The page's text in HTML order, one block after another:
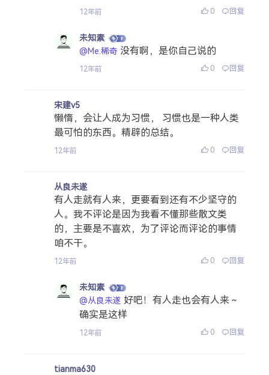
12年前 0 回复
未知素
@Me.稀奇 没有啊，是你自己说的
12年前 0 回复
宋建v5
懒惰，会让人成为习惯， 习惯也是一种人类
最可怕的东西。精辟的总结。
12年前 0 回复
从良未遂
有人走就有人来，更要看到还有不少坚守的
人。我不评论是因为我看不懂那些散文类
的，主要是不喜欢，为了评论而评论的事情
咱不干。
12年前 0 回复
未知素
@从良未遂 好吧！有人走也会有人来～
确实是这样
12年前 0 回复
tianma630